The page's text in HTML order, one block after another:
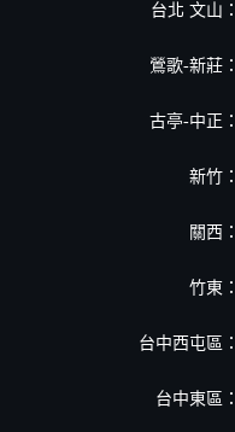
台北 文山：
鶯歌-新莊：
古亭-中正：
新竹：
關西：
竹東：
台中西屯區：
台中東區：